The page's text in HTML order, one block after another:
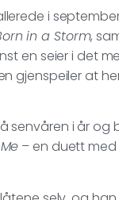
i
in a Storm,
en seier i det
gjenspeiler at
senvåren i år og
– en duett med